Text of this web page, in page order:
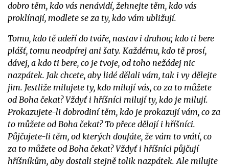
dobro těm, kdo vás nenávidí, žehnejte těm, kdo vás
proklínají, modlete se za ty, kdo vám ubližují.
Tomu, kdo tě udeří do tváře, nastav i druhou; kdo ti bere
plášť, tomu neodpírej ani šaty. Každému, kdo tě prosí,
dávej, a kdo ti bere, co je tvoje, od toho nežádej nic
nazpátek. Jak chcete, aby lidé dělali vám, tak i vy dělejte
jim. Jestliže milujete ty, kdo milují vás, co za to můžete
od Boha čekat? Vždyť i hříšníci milují ty, kdo je milují.
Prokazujete-li dobrodiní těm, kdo je prokazují vám, co za
to můžete od Boha čekat? To přece dělají i hříšníci.
Půjčujete-li těm, od kterých doufáte, že vám to vrátí, co
za to můžete od Boha čekat? Vždyť i hříšníci půjčují
hříšníkům, aby dostali stejně tolik nazpátek. Ale milujte